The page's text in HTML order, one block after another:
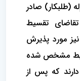
(طلبکار) صادر
تقسیط
مورد پذیرش
مشخص شده
که پس از